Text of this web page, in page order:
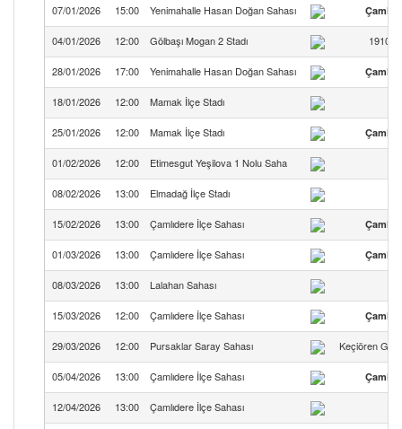
07/01/2026 15:00 Yenimahalle Hasan Doğan Sahası
04/01/2026 12:00 Gölbaşı Mogan 2 Stadı 1910
28/01/2026 17:00 Yenimahalle Hasan Doğan Sahası
18/01/2026 12:00 Mamak İlçe Stadı
25/01/2026 12:00 Mamak İlçe Stadı
01/02/2026 12:00 Etimesgut Yeşilova 1 Nolu Saha
08/02/2026 13:00 Elmadağ İlçe Stadı
15/02/2026 13:00 Çamlıdere İlçe Sahası
01/03/2026 13:00 Çamlıdere İlçe Sahası
08/03/2026 13:00 Lalahan Sahası
15/03/2026 12:00 Çamlıdere İlçe Sahası
29/03/2026 12:00 Pursaklar Saray Sahası Keçiören
05/04/2026 13:00 Çamlıdere İlçe Sahası
12/04/2026 13:00 Çamlıdere İlçe Sahası